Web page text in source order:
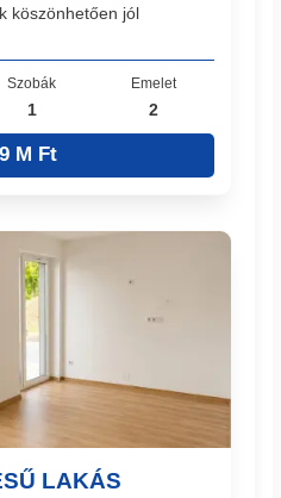
köszönhetően jól
Szobák
1
Emelet
2
M Ft
LAKÁS